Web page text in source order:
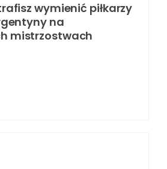
wymienić piłkarzy
na
mistrzostwach